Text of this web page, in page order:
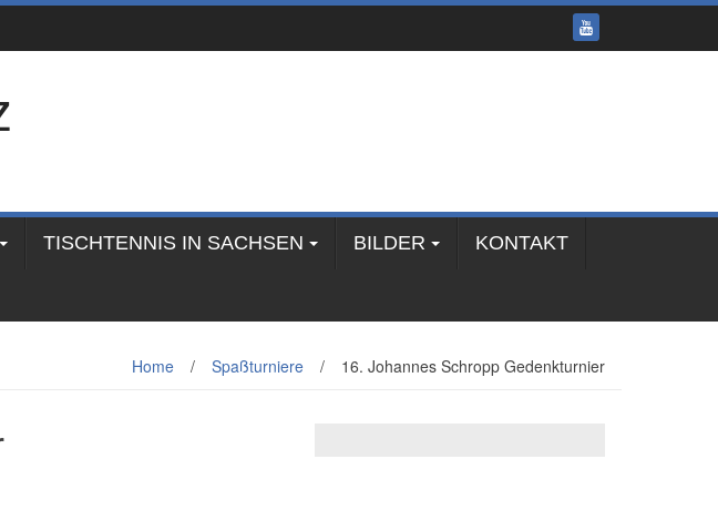
TISCHTENNIS IN SACHSEN BILDER KONTAKT
Home / Spaßturniere / 16. Johannes Schropp Gedenkturnier